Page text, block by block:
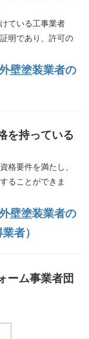
ている工事業者
明であり、許可の
壁塗装業者の
を持っている
格要件を満たし、
ることができま
壁塗装業者の
者）
ーム事業者団